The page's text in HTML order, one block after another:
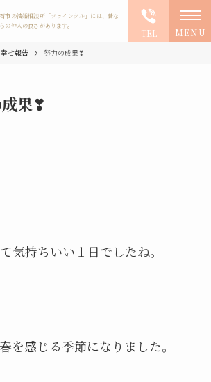
市の結婚相談所「ツゥインクル」には、昔な
の仲人の良さがあります。
TEL MENU
幸せ報告 努力の成果❣
果❣
気持ちいい１日でしたね。
を感じる季節になりました。